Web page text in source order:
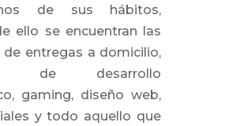
de sus hábitos,
ello se encuentran las
de entregas a domicilio,
de desarrollo
gaming, diseño web,
y todo aquello que